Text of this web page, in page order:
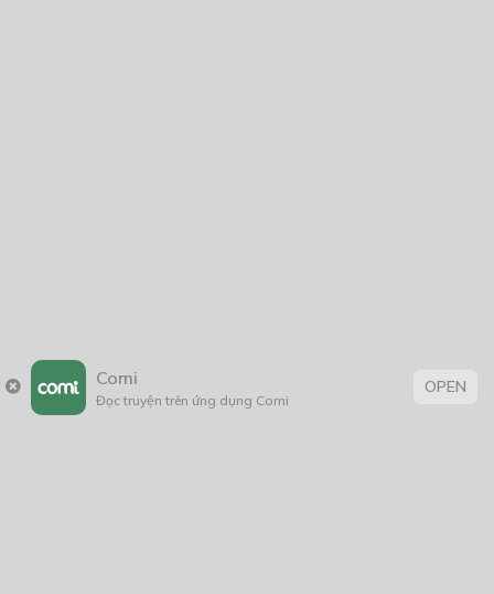
Comi
Đọc truyện trên ứng dụng Comi
OPEN